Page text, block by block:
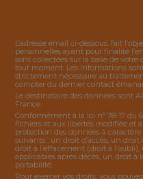
L’adresse email ci-dessous, fait
personnelles ayant pour finalité
sont collectées sur la base de
tout moment. Les informations
strictement nécessaire au
compter du dernier contact
Le destinataire des données sont
France.
Conformément à la loi n° 78-17 du
fichiers et aux libertés modifiée et
protection des données à
suivants : un droit d’accès, un
droit à l’effacement (droit à
applicables après décès, un droit
portabilité.
Pour exercer vos droits, vous